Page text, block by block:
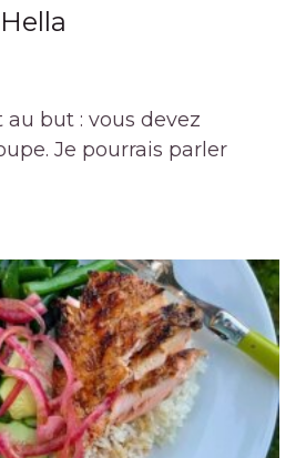
but : vous devez
Je pourrais parler